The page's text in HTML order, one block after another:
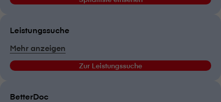
Leistungssuche
Mehr anzeigen
Zur Leistungssuche
BetterDoc